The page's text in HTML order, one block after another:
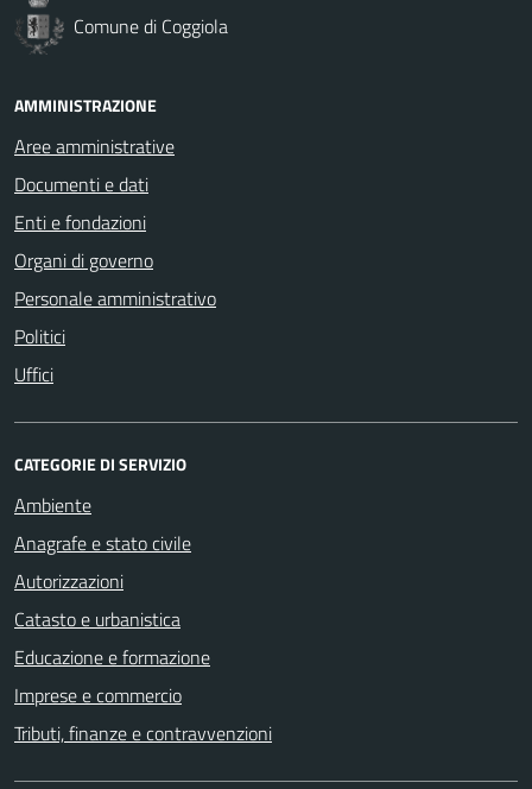
Comune di Coggiola
AMMINISTRAZIONE
Aree amministrative
Documenti e dati
Enti e fondazioni
Organi di governo
Personale amministrativo
Politici
Uffici
CATEGORIE DI SERVIZIO
Ambiente
Anagrafe e stato civile
Autorizzazioni
Catasto e urbanistica
Educazione e formazione
Imprese e commercio
Tributi, finanze e contravvenzioni